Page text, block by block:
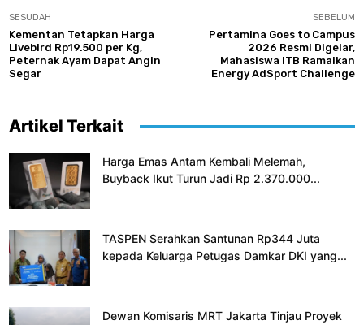
SESUDAH
Kementan Tetapkan Harga
Livebird Rp19.500 per Kg,
Peternak Ayam Dapat Angin
Segar
SEBELUM
Pertamina Goes to Campus
2026 Resmi Digelar,
Mahasiswa ITB Ramaikan
Energy AdSport Challenge
Artikel Terkait
Harga Emas Antam Kembali Melemah,
Buyback Ikut Turun Jadi Rp 2.370.000...
TASPEN Serahkan Santunan Rp344 Juta
kepada Keluarga Petugas Damkar DKI yang...
Dewan Komisaris MRT Jakarta Tinjau Proyek